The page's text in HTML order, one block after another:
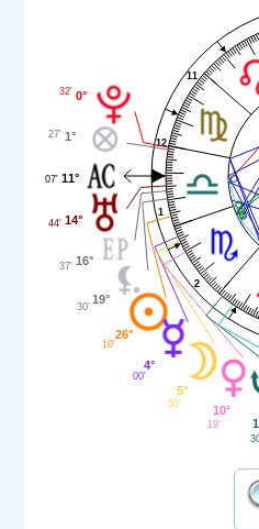
1
2
11
12
0°
32'
1°
27'
11°
07'
14°
44'
16°
37'
19°
30'
26°
10'
4°
00'
5°
50' 10°
19'